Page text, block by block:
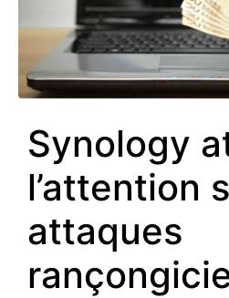
Synology
l’attention
attaques